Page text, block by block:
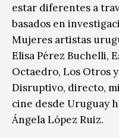
estar diferentes a
basados en
Mujeres artistas
Elisa Pérez Buchelli,
Octaedro, Los Otros
Disruptivo, directo,
cine desde Uruguay
Ángela López Ruiz.